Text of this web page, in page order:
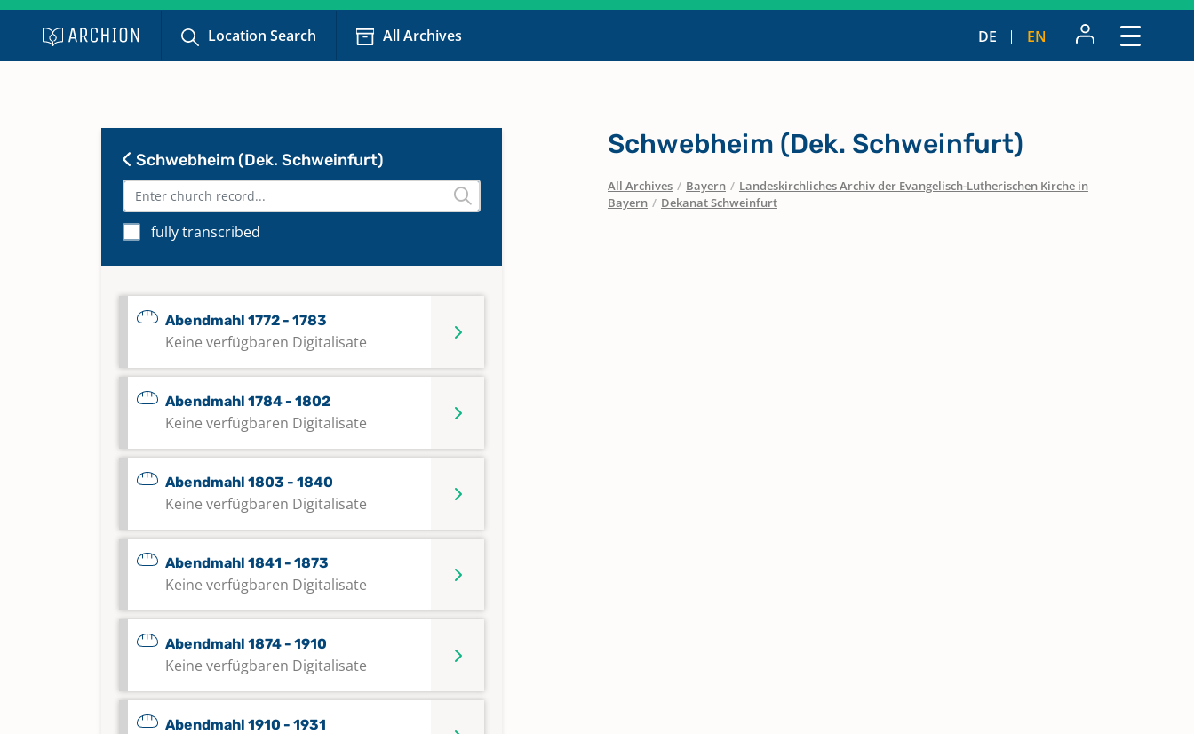
Location Search All Archives DE EN
Schwebheim (Dek. Schweinfurt)
fully transcribed
Abendmahl 1772 - 1783
Keine verfügbaren Digitalisate
Abendmahl 1784 - 1802
Keine verfügbaren Digitalisate
Abendmahl 1803 - 1840
Keine verfügbaren Digitalisate
Abendmahl 1841 - 1873
Keine verfügbaren Digitalisate
Abendmahl 1874 - 1910
Keine verfügbaren Digitalisate
Abendmahl 1910 - 1931
Schwebheim (Dek. Schweinfurt)
All Archives / Bayern / Landeskirchliches Archiv der Evangelisch-Lutherischen Kirche in
Bayern / Dekanat Schweinfurt